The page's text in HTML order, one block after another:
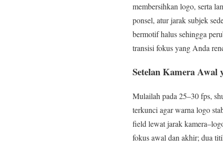
membersihkan logo, serta
ponsel, atur jarak subjek
bermotif halus sehingga
transisi fokus yang Anda
Setelan Kamera Awal
Mulailah pada 25–30 fps,
terkunci agar warna logo
field lewat jarak
fokus awal dan akhir; dua